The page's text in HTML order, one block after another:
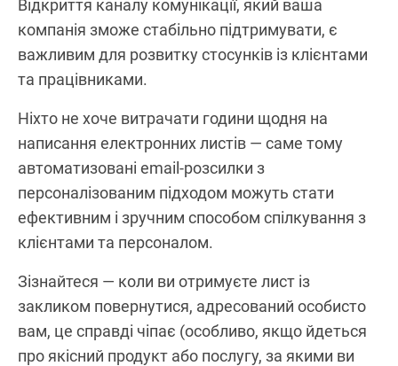
Відкриття каналу комунікації, який ваша
компанія зможе стабільно підтримувати, є
важливим для розвитку стосунків із клієнтами
та працівниками.
Ніхто не хоче витрачати години щодня на
написання електронних листів — саме тому
автоматизовані email-розсилки з
персоналізованим підходом можуть стати
ефективним і зручним способом спілкування з
клієнтами та персоналом.
Зізнайтеся — коли ви отримуєте лист із
закликом повернутися, адресований особисто
вам, це справді чіпає (особливо, якщо йдеться
про якісний продукт або послугу, за якими ви